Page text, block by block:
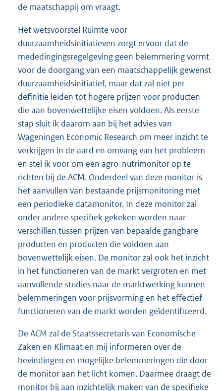
de maatschappij om vraagt.
Het wetsvoorstel Ruimte voor
duurzaamheidsinitiatieven zorgt ervoor dat de
mededingingsregelgeving geen belemmering vormt
voor de doorgang van een maatschappelijk gewenst
duurzaamheidsinitiatief, maar dat zal niet per
definitie leiden tot hogere prijzen voor producten
die aan bovenwettelijke eisen voldoen. Als eerste
stap sluit ik daarom aan bij het advies van
Wageningen Economic Research om meer inzicht te
verkrijgen in de aard en omvang van het probleem
en stel ik voor om een agro-nutrimonitor op te
richten bij de ACM. Onderdeel van deze monitor is
het aanvullen van bestaande prijsmonitoring met
een periodieke datamonitor. In deze monitor zal
onder andere specifiek gekeken worden naar
verschillen tussen prijzen van bepaalde gangbare
producten en producten die voldoen aan
bovenwettelijk eisen. De monitor zal ook het inzicht
in het functioneren van de markt vergroten en met
aanvullende studies naar de marktwerking kunnen
belemmeringen voor prijsvorming en het effectief
functioneren van de markt worden geïdentificeerd.
De ACM zal de Staatssecretaris van Economische
Zaken en Klimaat en mij informeren over de
bevindingen en mogelijke belemmeringen die door
de monitor aan het licht komen. Daarmee draagt de
monitor bij aan inzichtelijk maken van de specifieke